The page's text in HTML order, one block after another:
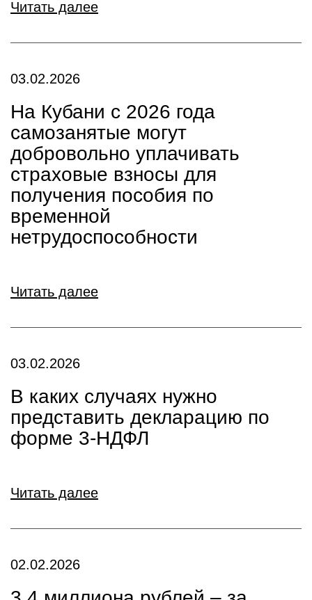
Читать далее
03.02.2026
На Кубани с 2026 года
самозанятые могут
добровольно уплачивать
страховые взносы для
получения пособия по
временной
нетрудоспособности
Читать далее
03.02.2026
В каких случаях нужно
представить декларацию по
форме 3-НДФЛ
Читать далее
02.02.2026